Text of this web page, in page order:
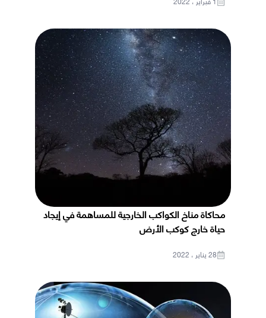
محاكاة مناخ الكواكب الخارجية للمساهمة في إيجاد
حياة خارج كوكب الأرض
28 يناير ، 2022